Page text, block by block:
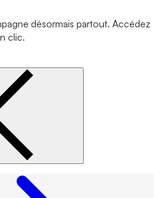
désormais partout. Accédez
clic.